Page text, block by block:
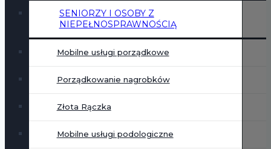
SENIORZY I OSOBY Z
NIEPEŁNOSPRAWNOŚCIĄ
Mobilne usługi porządkowe
Porządkowanie nagrobków
Złota Rączka
Mobilne usługi podologiczne